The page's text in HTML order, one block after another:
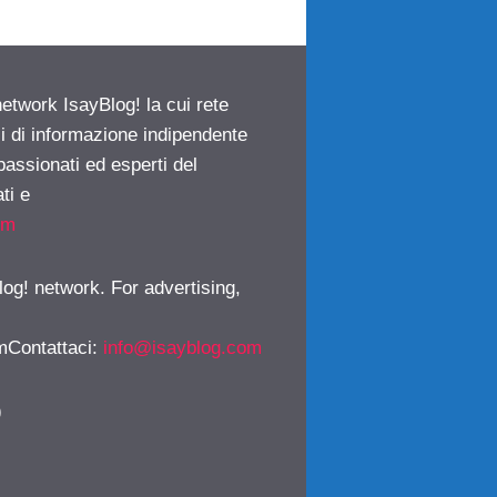
IsayBlog! la cui rete
informazione indipendente
ed esperti del
e
network. For advertising,
: info@isayblog.com